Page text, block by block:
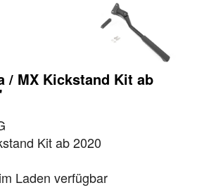
/ MX Kickstand Kit ab
Kit ab 2020
Laden verfügbar